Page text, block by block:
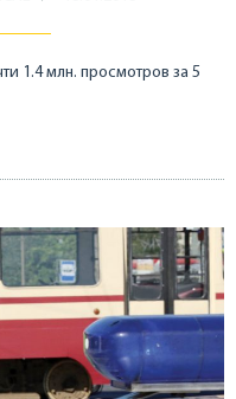
1.4 млн. просмотров за 5